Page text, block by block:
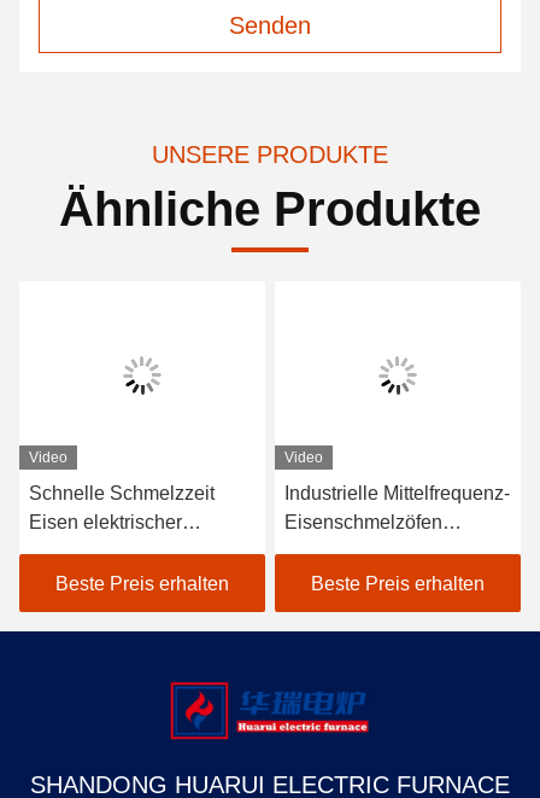
Senden
UNSERE PRODUKTE
Ähnliche Produkte
Video
Schnelle Schmelzzeit
Eisen elektrischer
Schmelzofen mit geringer
Wartung
Beste Preis erhalten
Video
Industrielle Mittelfrequenz-
Eisenschmelzöfen
Elektröfen Schnelle
Schmelzzeit
Beste Preis erhalten
SHANDONG HUARUI ELECTRIC FURNACE